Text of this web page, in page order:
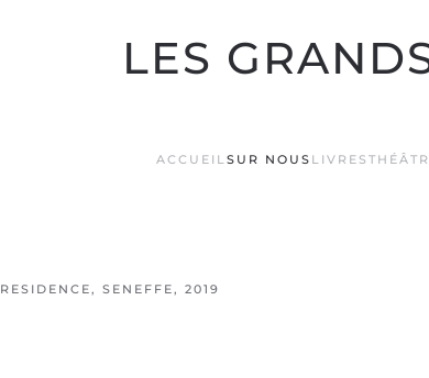
LES
ACCUEIL SUR NOUS LIVRES
RESIDENCE, SENEFFE, 2019